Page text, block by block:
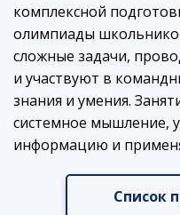
комплексной
олимпиады
сложные задачи,
и участвуют в
знания и умения.
системное мышление,
информацию и
Список